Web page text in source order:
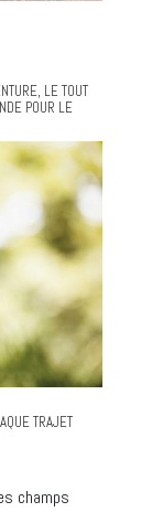
LE TOUT
POUR LE
TRAJET
champs